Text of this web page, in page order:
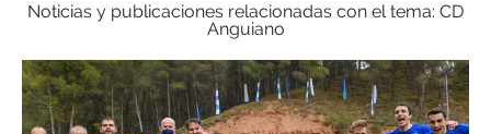
Noticias y publicaciones relacionadas con el tema: CD
Anguiano